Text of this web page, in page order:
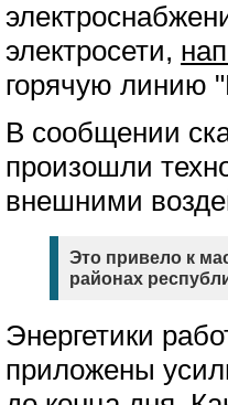
электросети,
горячую линию
В сообщении
произошли
внешними
Это привело к
районах
Энергетики
приложены